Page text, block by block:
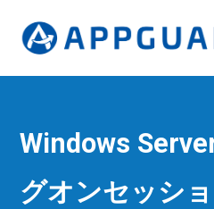
Windows
グオンセッシ